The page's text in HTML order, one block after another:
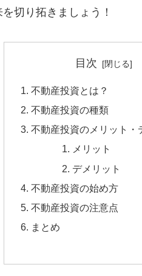
切り拓きましょう！
目次
不動産投資とは？
不動産投資の種類
不動産投資のメリット・
メリット
デメリット
不動産投資の始め方
不動産投資の注意点
まとめ